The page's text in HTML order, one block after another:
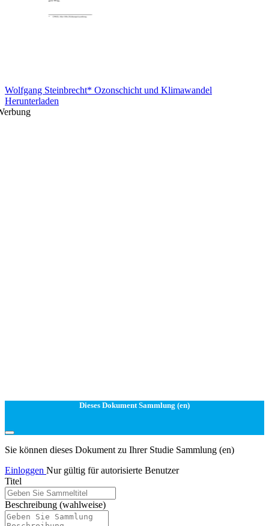
Wolfgang Steinbrecht* Ozonschicht und Klimawandel
Herunterladen
Dieses Dokument Sammlung (en)
Sie können dieses Dokument zu Ihrer Studie Sammlung (en)
Einloggen Nur gültig für autorisierte Benutzer
Titel
Beschreibung (wahlweise)